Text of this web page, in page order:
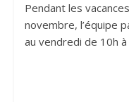
Pendant les
novembre, l’équipe
au vendredi de 10h